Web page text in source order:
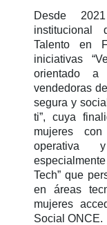
Desde
institucional
Talento en
iniciativas
orientado a
vendedoras
segura y
ti”, cuya
mujeres
operativa
Tech” que
en áreas
mujeres
Social ONCE.